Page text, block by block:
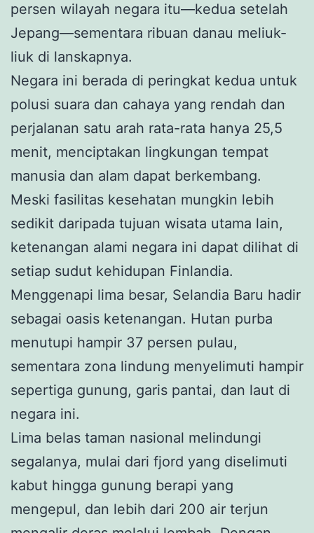
persen wilayah negara itu—kedua setelah
Jepang—sementara ribuan danau meliuk-
liuk di lanskapnya.
Negara ini berada di peringkat kedua untuk
polusi suara dan cahaya yang rendah dan
perjalanan satu arah rata-rata hanya 25,5
menit, menciptakan lingkungan tempat
manusia dan alam dapat berkembang.
Meski fasilitas kesehatan mungkin lebih
sedikit daripada tujuan wisata utama lain,
ketenangan alami negara ini dapat dilihat di
setiap sudut kehidupan Finlandia.
Menggenapi lima besar, Selandia Baru hadir
sebagai oasis ketenangan. Hutan purba
menutupi hampir 37 persen pulau,
sementara zona lindung menyelimuti hampir
sepertiga gunung, garis pantai, dan laut di
negara ini.
Lima belas taman nasional melindungi
segalanya, mulai dari fjord yang diselimuti
kabut hingga gunung berapi yang
mengepul, dan lebih dari 200 air terjun